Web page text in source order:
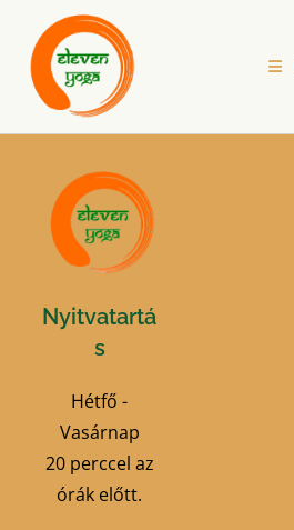
Nyitvatartá
s
Hétfő -
Vasárnap
20 perccel az
órák előtt.